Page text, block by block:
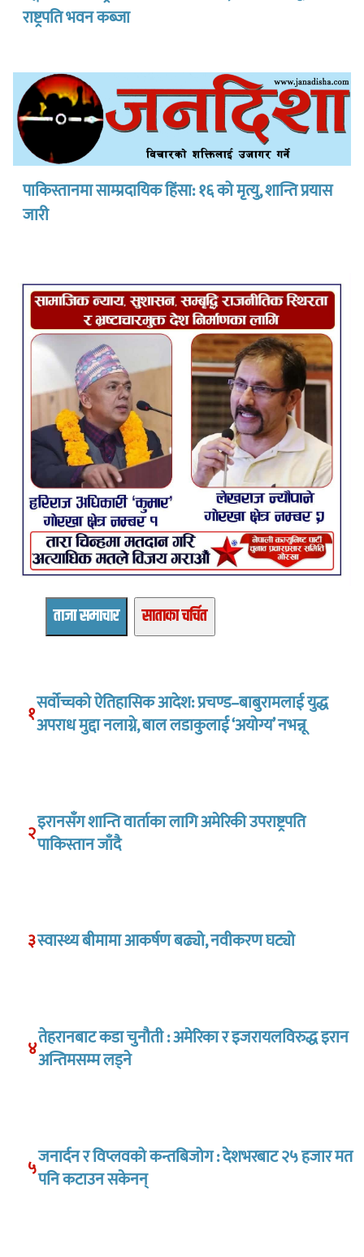
राष्ट्रपति भवन कब्जा
पाकिस्तानमा साम्प्रदायिक हिंसा: १६ को मृत्यु, शान्ति प्रयास
जारी
ताजा समाचार साताका चर्चित
१सर्वोच्चको ऐतिहासिक आदेश: प्रचण्ड–बाबुरामलाई युद्ध
अपराध मुद्दा नलाग्ने, बाल लडाकुलाई ‘अयोग्य’ नभन्नू
२इरानसँग शान्ति वार्ताका लागि अमेरिकी उपराष्ट्रपति
पाकिस्तान जाँदै
३स्वास्थ्य बीमामा आकर्षण बढ्यो, नवीकरण घट्यो
४तेहरानबाट कडा चुनौती : अमेरिका र इजरायलविरुद्ध इरान
अन्तिमसम्म लड्ने
५जनार्दन र विप्लवको कन्तबिजोग : देशभरबाट २५ हजार मत
पनि कटाउन सकेनन्